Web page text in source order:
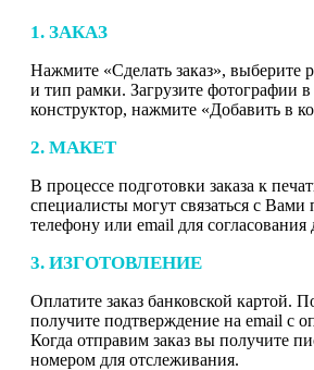
1. ЗАКАЗ
Нажмите «Сделать заказ», выберите
и тип рамки. Загрузите фотографии
конструктор, нажмите «Добавить в
2. МАКЕТ
В процессе подготовки заказа к
специалисты могут связаться с Вами
телефону или email для согласования
3. ИЗГОТОВЛЕНИЕ
Оплатите заказ банковской картой.
получите подтверждение на email с
Когда отправим заказ вы получите
номером для отслеживания.